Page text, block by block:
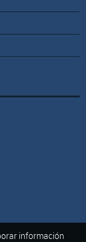
información